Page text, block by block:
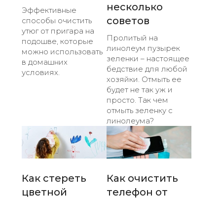
Эффективные
способы очистить
утюг от пригара на
подошве, которые
можно использовать
в домашних
условиях.
несколько
советов
Пролитый на
линолеум пузырек
зеленки – настоящее
бедствие для любой
хозяйки. Отмыть ее
будет не так уж и
просто. Так чем
отмыть зеленку с
линолеума?
Как стереть
цветной
Как очистить
телефон от